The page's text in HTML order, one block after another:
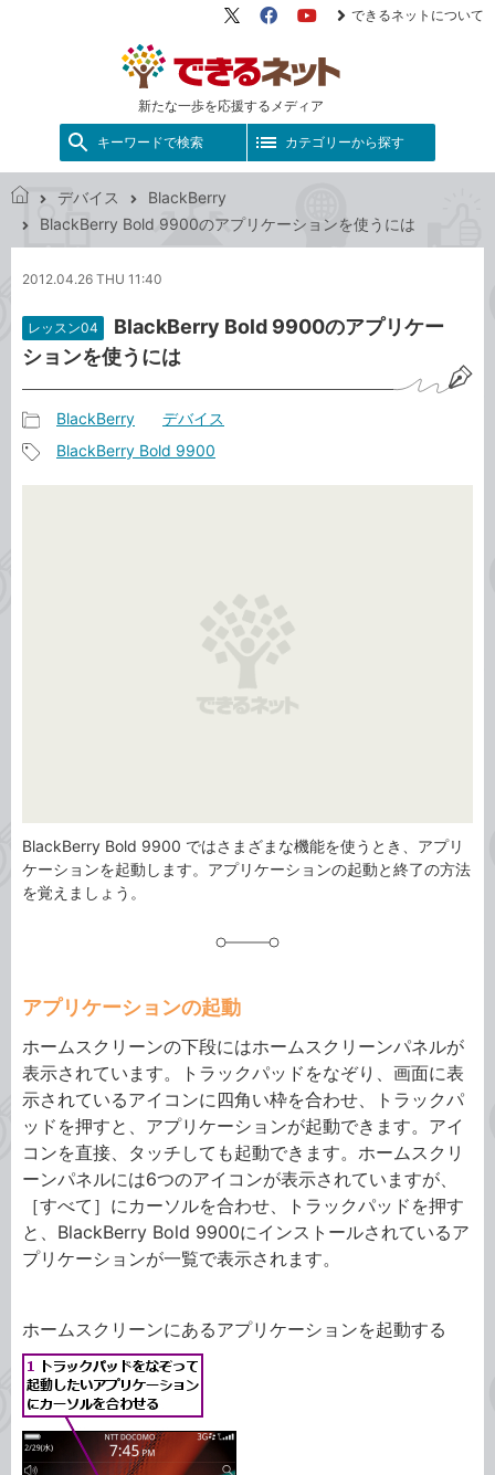
新たな一歩を応援するメディア
X（旧
FacebookYouTube
できるネットについて
キーワードで検索 カテゴリーから探す
で
ネ
ト
デバイス
BlackBerry
BlackBerry Bold 9900のアプリケーションを使うには
2012.04.26 THU 11:40
レッスン04
BlackBerry Bold 9900のアプリケー
ションを使うには
事
カ
BlackBerry デバイス
BlackBerry Bold 9900
BlackBerry Bold 9900 ではさまざまな機能を使うとき、アプリ
ケーションを起動します。アプリケーションの起動と終了の方法
を覚えましょう。
アプリケーションの起動
ホームスクリーンの下段にはホームスクリーンパネルが
表示されています。トラックパッドをなぞり、画面に表
示されているアイコンに四角い枠を合わせ、トラックパ
ッドを押すと、アプリケーションが起動できます。アイ
コンを直接、タッチしても起動できます。ホームスクリ
ーンパネルには6つのアイコンが表示されていますが、
［すべて］にカーソルを合わせ、トラックパッドを押す
と、BlackBerry Bold 9900にインストールされているア
プリケーションが一覧で表示されます。
ホームスクリーンにあるアプリケーションを起動する